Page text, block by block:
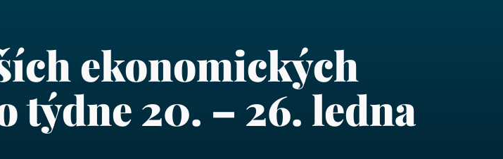
ekonomických
týdne 20. – 26. ledna